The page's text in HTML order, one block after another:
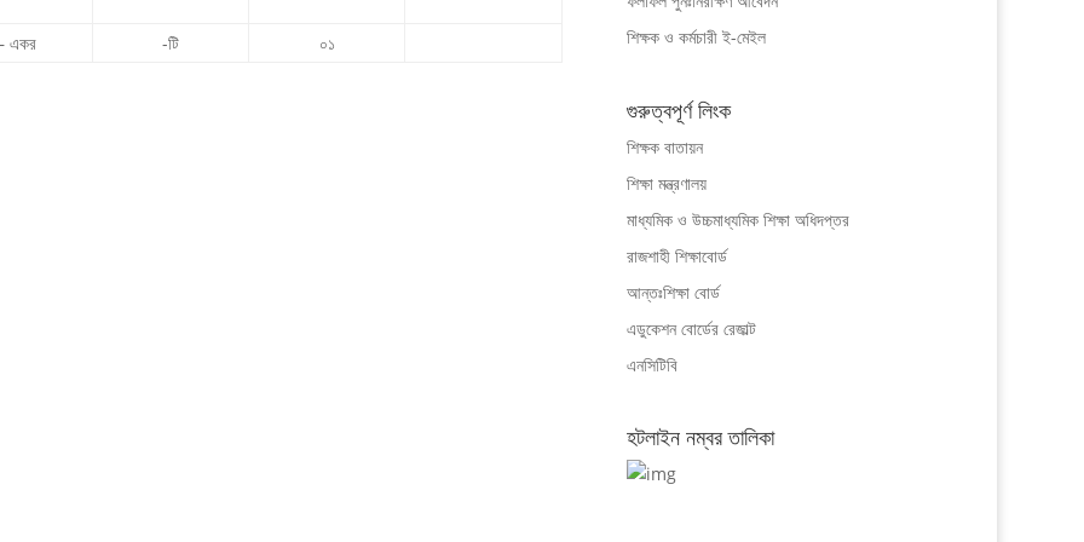
একর -টি ০১
শিক্ষক ও কর্মচারী ই-মেইল
গুরুত্বপূর্ণ লিংক
শিক্ষক বাতায়ন
শিক্ষা মন্ত্রণালয়
মাধ্যমিক ও উচ্চমাধ্যমিক শিক্ষা অধিদপ্তর
রাজশাহী শিক্ষাবোর্ড
আন্তঃশিক্ষা বোর্ড
এডুকেশন বোর্ডের রেজাল্ট
এনসিটিবি
হটলাইন নম্বর তালিকা